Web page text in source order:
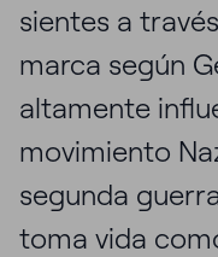
sientes a
marca según
altamente
movimiento
segunda
toma vida